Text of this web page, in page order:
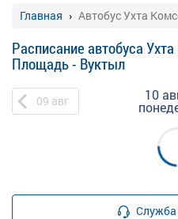
Главная Автобус Ухта
Расписание автобуса
Площадь - Вуктыл
09 авг 10